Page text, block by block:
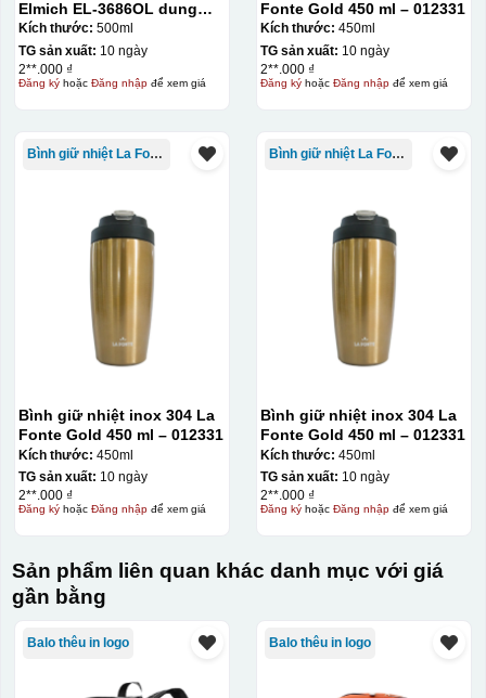
Elmich EL-3686OL dung
tích 500ml
Kích thước: 500ml
TG sản xuất: 10 ngày
2**.000 ₫
Đăng kýhoặc Đăng nhậpđể xem giá
Fonte Gold 450 ml – 012331
Kích thước: 450ml
TG sản xuất: 10 ngày
2**.000 ₫
Đăng kýhoặc Đăng nhậpđể xem giá
Bình giữ nhiệt La Fonte
Bình giữ nhiệt inox 304 La
Fonte Gold 450 ml – 012331
Kích thước: 450ml
TG sản xuất: 10 ngày
2**.000 ₫
Đăng kýhoặc Đăng nhậpđể xem giá
Bình giữ nhiệt La Fonte
Bình giữ nhiệt inox 304 La
Fonte Gold 450 ml – 012331
Kích thước: 450ml
TG sản xuất: 10 ngày
2**.000 ₫
Đăng kýhoặc Đăng nhậpđể xem giá
Sản phẩm liên quan khác danh mục với giá
gần bằng
Balo thêu in logo Balo thêu in logo